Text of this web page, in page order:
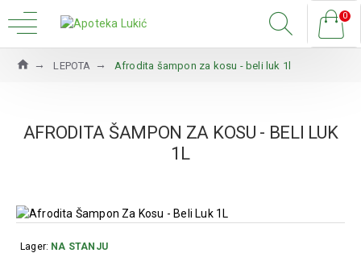
0
LEPOTA Afrodita šampon za kosu - beli luk 1l
AFRODITA ŠAMPON ZA KOSU - BELI LUK
1L
Lager: NA STANJU